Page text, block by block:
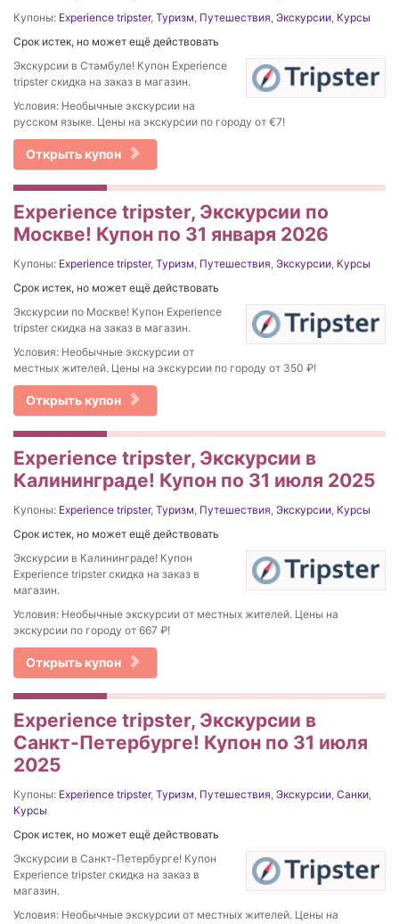
Купоны: Experience tripster, Туризм, Путешествия, Экскурсии, Курсы
Срок истек, но может ещё действовать
Экскурсии в Стамбуле! Купон Experience
tripster скидка на заказ в магазин.
Условия: Необычные экскурсии на
русском языке. Цены на экскурсии по городу от €7!
Открыть купон
Experience tripster, Экскурсии по
Москве! Купон по 31 января 2026
Купоны: Experience tripster, Туризм, Путешествия, Экскурсии, Курсы
Срок истек, но может ещё действовать
Экскурсии по Москве! Купон Experience
tripster скидка на заказ в магазин.
Условия: Необычные экскурсии от
местных жителей. Цены на экскурсии по городу от 350 ₽!
Открыть купон
Experience tripster, Экскурсии в
Калининграде! Купон по 31 июля 2025
Купоны: Experience tripster, Туризм, Путешествия, Экскурсии, Курсы
Срок истек, но может ещё действовать
Экскурсии в Калининграде! Купон
Experience tripster скидка на заказ в
магазин.
Условия: Необычные экскурсии от местных жителей. Цены на
экскурсии по городу от 667 ₽!
Открыть купон
Experience tripster, Экскурсии в
Санкт-Петербурге! Купон по 31 июля
2025
Купоны: Experience tripster, Туризм, Путешествия, Экскурсии, Санки,
Курсы
Срок истек, но может ещё действовать
Экскурсии в Санкт-Петербурге! Купон
Experience tripster скидка на заказ в
магазин.
Условия: Необычные экскурсии от местных жителей. Цены на